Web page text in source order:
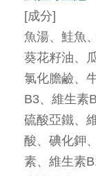
[成分]
魚湯、鮭魚
葵花籽油、
氯化膽鹼、
B3、維生素
硫酸亞鐵、
酸、碘化鉀
素、維生素